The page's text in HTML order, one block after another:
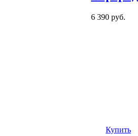
6 390 руб.
Купить